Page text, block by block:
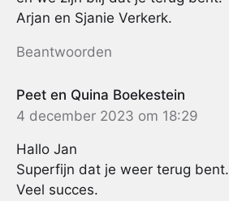
Arjan en Sjanie Verkerk.
Beantwoorden
Peet en Quina Boekestein
4 december 2023 om 18:29
Hallo Jan
Superfijn dat je weer terug bent.
Veel succes.